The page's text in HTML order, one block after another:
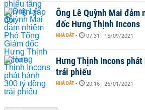
Ông Lê Quỳnh Mai đảm
đốc Hưng Thịnh Incons
NHÀ ĐẤT - 07:31 | 15/09/2021
Hưng Thịnh Incons
trái phiếu
NHÀ ĐẤT - 20:16 | 26/01/2021